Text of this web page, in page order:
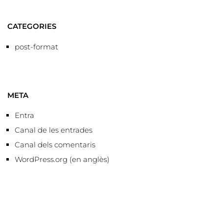
CATEGORIES
post-format
META
Entra
Canal de les entrades
Canal dels comentaris
WordPress.org (en anglès)